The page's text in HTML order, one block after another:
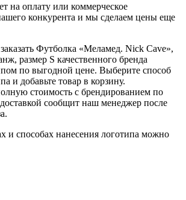
на оплату или коммерческое
конкурента и мы сделаем цены еще
Футболка «Меламед. Nick Cave»,
размер S качественного бренда
по выгодной цене. Выберите способ
и добавьте товар в корзину.
стоимость с брендированием по
сообщит наш менеджер после
и способах нанесения логотипа можно